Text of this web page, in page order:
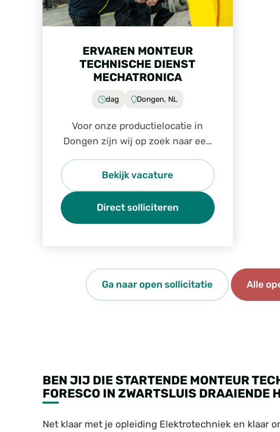
ERVAREN MONTEUR
TECHNISCHE DIENST
MECHATRONICA
dag Dongen, NL
Voor onze productielocatie in
Dongen zijn wij op zoek naar een
ervaren monteur voor de
technische dienst.
Bekijk vacature
Direct solliciteren
Ga naar open sollicitatie Alle
BEN JIJ DIE STARTENDE MONTEUR
FORESCO IN ZWARTSLUIS DRAAIENDE
Net klaar met je opleiding Elektrotechniek en klaar